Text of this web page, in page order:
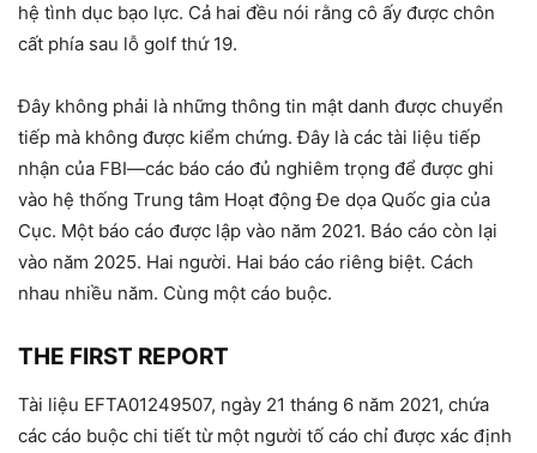
hệ tình dục bạo lực. Cả hai đều nói rằng cô ấy được chôn
cất phía sau lỗ golf thứ 19.
Đây không phải là những thông tin mật danh được chuyển
tiếp mà không được kiểm chứng. Đây là các tài liệu tiếp
nhận của FBI—các báo cáo đủ nghiêm trọng để được ghi
vào hệ thống Trung tâm Hoạt động Đe dọa Quốc gia của
Cục. Một báo cáo được lập vào năm 2021. Báo cáo còn lại
vào năm 2025. Hai người. Hai báo cáo riêng biệt. Cách
nhau nhiều năm. Cùng một cáo buộc.
THE FIRST REPORT
Tài liệu EFTA01249507, ngày 21 tháng 6 năm 2021, chứa
các cáo buộc chi tiết từ một người tố cáo chỉ được xác định